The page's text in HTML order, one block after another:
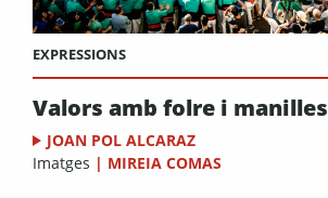
EXPRESSIONS
Valors amb folre i manilles
JOAN POL ALCARAZ
Imatges | MIREIA COMAS